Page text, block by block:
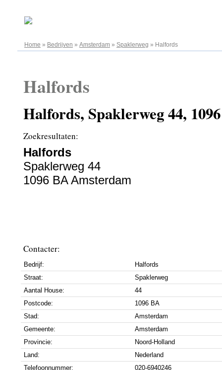
Home » Bedrijven » Amsterdam » Spaklerweg » Halfords
Halfords
Halfords, Spaklerweg 44,
Zoekresultaten:
Halfords
Spaklerweg 44
1096 BA Amsterdam
Contacter:
Bedrijf:
Halfords
Straat:
Spaklerweg
Aantal House:
44
Postcode:
1096 BA
Stad:
Amsterdam
Gemeente:
Amsterdam
Provincie:
Noord-Holland
Land:
Nederland
Telefoonnummer:
020-6940246